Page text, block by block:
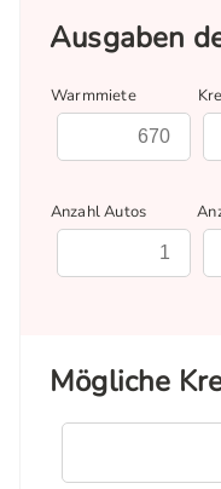
Ausgaben
Warmmiete
Anzahl Autos
Mögliche